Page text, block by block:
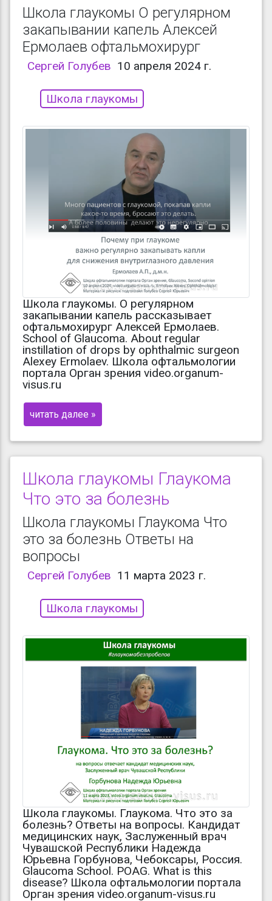
Школа глаукомы О регулярном
закапывании капель Алексей
Ермолаев офтальмохирург
Сергей Голубев 10 апреля 2024 г.
Школа глаукомы
Школа глаукомы. О регулярном
закапывании капель рассказывает
офтальмохирург Алексей Ермолаев.
School of Glaucoma. About regular
instillation of drops by ophthalmic surgeon
Alexey Ermolaev. Школа офтальмологии
портала Орган зрения video.organum-
visus.ru
читать далее »
Школа глаукомы Глаукома
Что это за болезнь
Школа глаукомы Глаукома Что
это за болезнь Ответы на
вопросы
Сергей Голубев 11 марта 2023 г.
Школа глаукомы
Школа глаукомы. Глаукома. Что это за
болезнь? Ответы на вопросы. Кандидат
медицинских наук, Заслуженный врач
Чувашской Республики Надежда
Юрьевна Горбунова, Чебоксары, Россия.
Glaucoma School. POAG. What is this
disease? Школа офтальмологии портала
Орган зрения video.organum-visus.ru